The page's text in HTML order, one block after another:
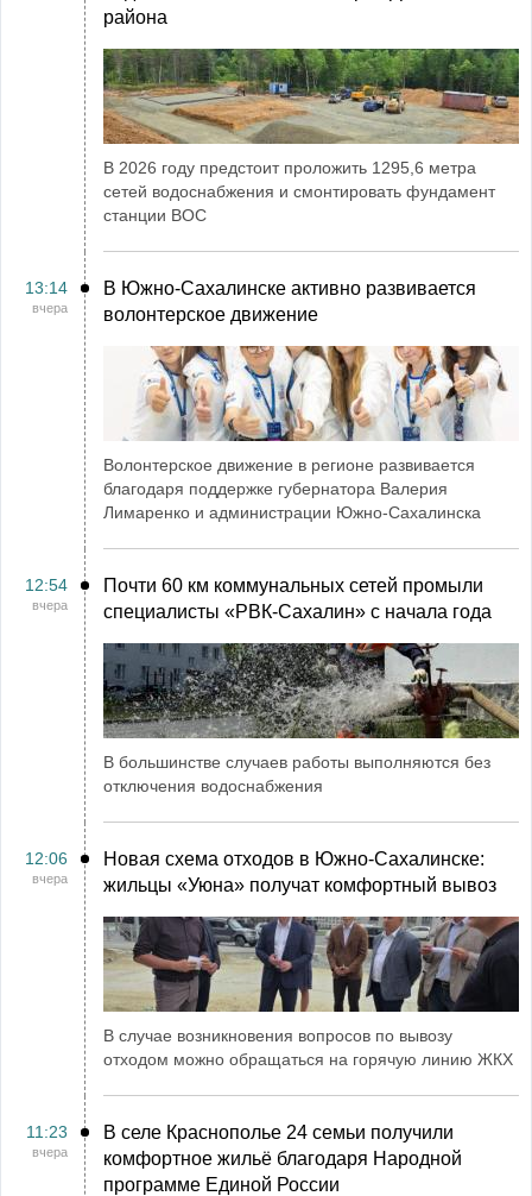
района
В 2026 году предстоит проложить 1295,6 метра
сетей водоснабжения и смонтировать фундамент
станции ВОС
13:14
вчера
В Южно-Сахалинске активно развивается
волонтерское движение
Волонтерское движение в регионе развивается
благодаря поддержке губернатора Валерия
Лимаренко и администрации Южно-Сахалинска
12:54
вчера
Почти 60 км коммунальных сетей промыли
специалисты «РВК‑Сахалин» с начала года
В большинстве случаев работы выполняются без
отключения водоснабжения
12:06
вчера
Новая схема отходов в Южно-Сахалинске:
жильцы «Уюна» получат комфортный вывоз
В случае возникновения вопросов по вывозу
отходом можно обращаться на горячую линию ЖКХ
11:23
вчера
В селе Краснополье 24 семьи получили
комфортное жильё благодаря Народной
программе Единой России